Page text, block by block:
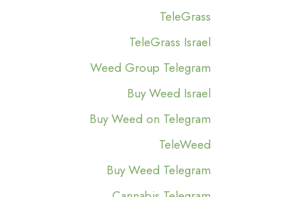
TeleGrass
TeleGrass Israel
Weed Group Telegram
Buy Weed Israel
Buy Weed on Telegram
TeleWeed
Buy Weed Telegram